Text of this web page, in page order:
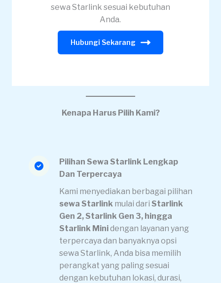
sewa Starlink sesuai kebutuhan
Anda.
Hubungi Sekarang
Kenapa Harus Pilih Kami?
Pilihan Sewa Starlink Lengkap
Dan Terpercaya
Kami menyediakan berbagai pilihan
sewa Starlink mulai dari Starlink
Gen 2, Starlink Gen 3, hingga
Starlink Minidengan layanan yang
terpercaya dan banyaknya opsi
sewa Starlink, Anda bisa memilih
perangkat yang paling sesuai
dengan kebutuhan lokasi, durasi,